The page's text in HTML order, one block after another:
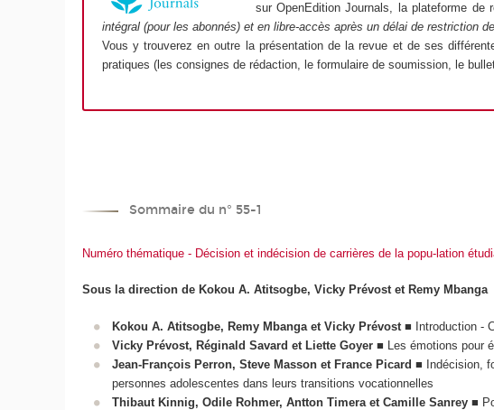
sur OpenEdition Journals, la plateforme
intégral (pour les abonnés) et en libre-accès après un délai de restriction
Vous y trouverez en outre la présentation de la revue et de ses
pratiques (les consignes de rédaction, le formulaire de soumission, le
Sommaire du n° 55-1
Numéro thématique - Décision et indécision de carrières de la popu-lation
Sous la direction de Kokou A. Atitsogbe, Vicky Prévost et Remy Mbanga
Kokou A. Atitsogbe, Remy Mbanga et Vicky Prévost ■ Introduction -
Vicky Prévost, Réginald Savard et Liette Goyer■ Les émotions pour
Jean-François Perron, Steve Masson et France Picard ■ Indécision,
personnes adolescentes dans leurs transitions vocationnelles
Thibaut Kinnig, Odile Rohmer, Antton Timera et Camille Sanrey■